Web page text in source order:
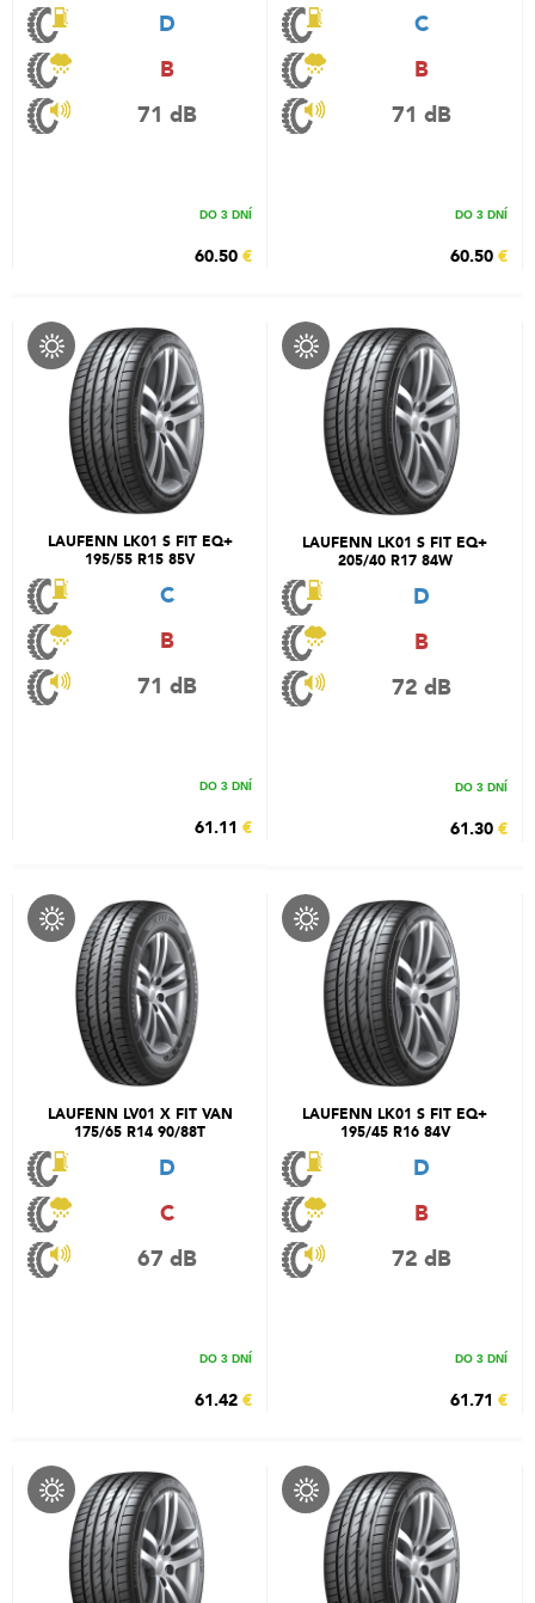
D
B
71 dB
DO 3 DNÍ
60.50 €
C
B
71 dB
DO 3 DNÍ
60.50 €
LAUFENN LK01 S FIT EQ+
195/55 R15 85V
C
B
71 dB
DO 3 DNÍ
61.11 €
LAUFENN LK01 S FIT EQ+
205/40 R17 84W
D
B
72 dB
DO 3 DNÍ
61.30 €
LAUFENN LV01 X FIT VAN
175/65 R14 90/88T
D
C
67 dB
DO 3 DNÍ
61.42 €
LAUFENN LK01 S FIT EQ+
195/45 R16 84V
D
B
72 dB
DO 3 DNÍ
61.71 €